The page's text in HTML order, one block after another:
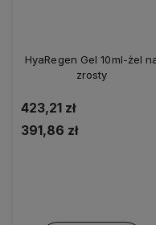
HyaRegen Gel 10ml-żel
zrosty
423,21 zł
391,86 zł